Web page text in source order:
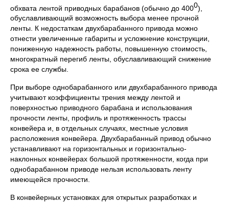
обхвата лентой приводных барабанов (обычно до 4000),
обуславливающий возможность выбора менее прочной
ленты. К недостаткам двухбарабанного привода можно
отнести увеличенные габариты и усложнение конструкции,
пониженную надежность работы, повышенную стоимость,
многократный перегиб ленты, обуславливающий снижение
срока ее службы.
При выборе однобарабанного или двухбарабанного привода
учитывают коэффициенты трения между лентой и
поверхностью приводного барабана и использования
прочности ленты, профиль и протяженность трассы
конвейера и, в отдельных случаях, местные условия
расположения конвейера. Двухбарабанный привод обычно
устанавливают на горизонтальных и горизонтально-
наклонных конвейерах большой протяженности, когда при
однобарабанном приводе нельзя использовать ленту
имеющейся прочности.
В конвейерных установках для открытых разработках и